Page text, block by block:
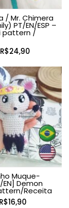
/ Mr. Chimera
PT/EN/ESP –
pattern /
R$24,90
preço:
R$22,00
através
R$24,90
Muque-
Demon
Receita
R$16,90